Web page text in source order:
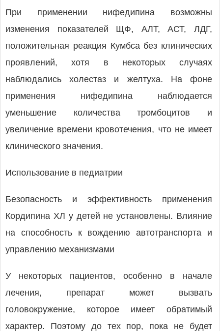
При применении нифедипина возможны
изменения показателей ЩФ, АЛТ, АСТ, ЛДГ,
положительная реакция Кумбса без клинических
проявлений, хотя в некоторых случаях
наблюдались холестаз и желтуха. На фоне
применения нифедипина наблюдается
уменьшение количества тромбоцитов и
увеличение времени кровотечения, что не имеет
клинического значения.
Использование в педиатрии
Безопасность и эффективность применения
Кордипина ХЛ у детей не установлены. Влияние
на способность к вождению автотранспорта и
управлению механизмами
У некоторых пациентов, особенно в начале
лечения, препарат может вызвать
головокружение, которое имеет обратимый
характер. Поэтому до тех пор, пока не будет